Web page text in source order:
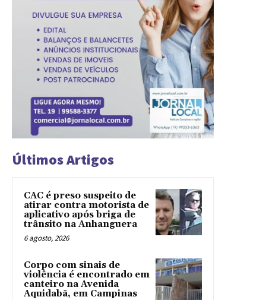
Últimos Artigos
CAC é preso suspeito de
atirar contra motorista de
aplicativo após briga de
trânsito na Anhanguera
6 agosto, 2026
Corpo com sinais de
violência é encontrado em
canteiro na Avenida
Aquidabã, em Campinas